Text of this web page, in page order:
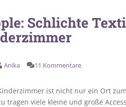
Schlichte
Anika 11 Kommentare
ist nicht nur ein Ort
tragen viele kleine und große